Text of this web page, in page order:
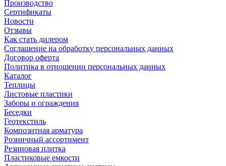
Производство
Сертификаты
Новости
Отзывы
Как стать дилером
Соглашение на обработку персональных данных
Договор оферта
Политика в отношении персональных данных
Каталог
Теплицы
Листовые пластики
Заборы и ограждения
Беседки
Геотекстиль
Композитная арматура
Розничный ассортимент
Резиновая плитка
Пластиковые емкости